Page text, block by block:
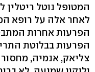
המטופל נוטל
לאחר אלה על רופא
הפרעות אחרות
הפרעות בבלוטת